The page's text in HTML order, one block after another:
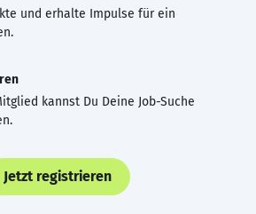
und erhalte Impulse für ein
kannst Du Deine Job-Suche
Jetzt registrieren